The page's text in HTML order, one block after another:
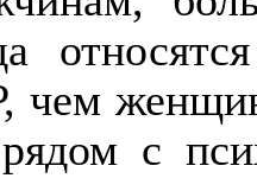
чем
с